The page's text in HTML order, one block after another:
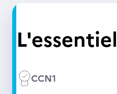
L'essentiel
CCN1